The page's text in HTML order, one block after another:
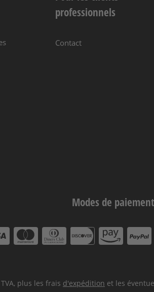
professionnels
Contact
Modes de paiement
MasterCardDinersClubDiscover
amazon
pay
PayPal
plus les frais d'expédition et les